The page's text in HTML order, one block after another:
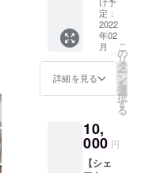
マさん
もいま
す。 そ
して開
店当初
付き合
いをさ
ただい
てい
る、
IKENOY
ご支援
者様の
お名前
とママ
への
セージ
を記載
名前の
み、
メッ
子の兄
弟を育
てる3児
のママ
さんで
https://
www.in
chocola
terie_b
ouquet/
（共通
ンスタ
グラム
などで
ご案内
する予
定で
オープ
ンは3月
1日で
す。現
たリ
ターン
です。
3000円
のリ
ターン
れてい
るの
は、
【choc
まで
【感謝
を込め
て「お
礼の
メー
ル」を
お送り
ます】
初めて
のクラ
ウド
定：
2022
年02
月
詳細を見る
こ
の
リ
タ
ー
ン
を
選
択
す
る
10,
000 円
【シェ